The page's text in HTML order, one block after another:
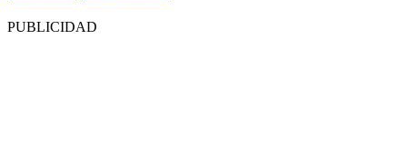
PUBLICIDAD